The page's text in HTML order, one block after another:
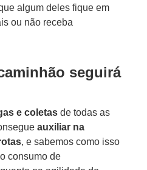
algum deles fique em
ou não receba
seguirá
e coletas de todas as
auxiliar na
, e sabemos como isso
consumo de